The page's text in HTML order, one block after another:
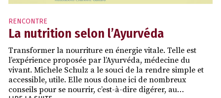
RENCONTRE
La nutrition selon l’Ayurvéda
Transformer la nourriture en énergie vitale. Telle est
l’expérience proposée par l’Ayurvéda, médecine du
vivant. Michele Schulz a le souci de la rendre simple et
accessible, utile. Elle nous donne ici de nombreux
conseils pour se nourrir, c’est-à-dire digérer, au…